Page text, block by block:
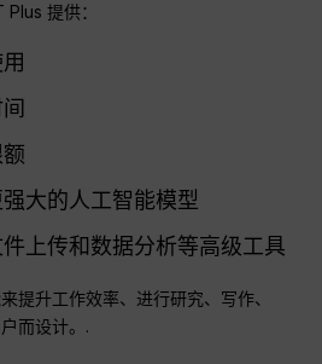
提供：
大的人工智能模型
上传和数据分析等高级工具
提升工作效率、进行研究、写作、
而设计。.